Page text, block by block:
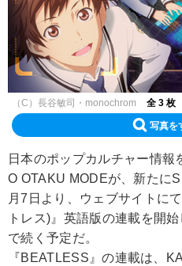
（C）長谷敏司・monochrom 全 3 枚
写真を
日本のポップカルチャー情報
O OTAKU MODEが、新たに
月7日より、ウェブサイトに
トレス)』英語版の連載を開
で続く予定だ。
『BEATLESS』の連載は、